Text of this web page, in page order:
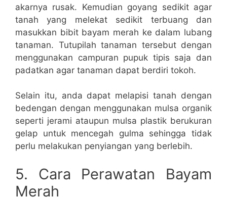
akarnya rusak. Kemudian goyang sedikit agar
tanah yang melekat sedikit terbuang dan
masukkan bibit bayam merah ke dalam lubang
tanaman. Tutupilah tanaman tersebut dengan
menggunakan campuran pupuk tipis saja dan
padatkan agar tanaman dapat berdiri tokoh.
Selain itu, anda dapat melapisi tanah dengan
bedengan dengan menggunakan mulsa organik
seperti jerami ataupun mulsa plastik berukuran
gelap untuk mencegah gulma sehingga tidak
perlu melakukan penyiangan yang berlebih.
5. Cara Perawatan Bayam
Merah